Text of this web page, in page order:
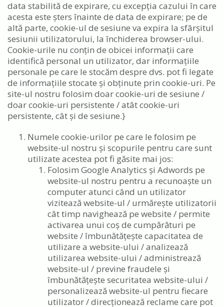
data stabilită de expirare, cu excepția cazului în care
acesta este șters înainte de data de expirare; pe de
altă parte, cookie-ul de sesiune va expira la sfârșitul
sesiunii utilizatorului, la închiderea browser-ului.
Cookie-urile nu conțin de obicei informații care
identifică personal un utilizator, dar informațiile
personale pe care le stocăm despre dvs. pot fi legate
de informațiile stocate și obținute prin cookie-uri. Pe
site-ul nostru folosim doar cookie-uri de sesiune /
doar cookie-uri persistente / atât cookie-uri
persistente, cât și de sesiune.}
Numele cookie-urilor pe care le folosim pe
website-ul nostru și scopurile pentru care sunt
utilizate acestea pot fi găsite mai jos:
Folosim Google Analytics și Adwords pe
website-ul nostru pentru a recunoaște un
computer atunci când un utilizator
vizitează website-ul / urmărește utilizatorii
cât timp navighează pe website / permite
activarea unui coș de cumpărături pe
website / îmbunătățește capacitatea de
utilizare a website-ului / analizează
utilizarea website-ului / administrează
website-ul / previne fraudele și
îmbunătățește securitatea website-ului /
personalizează website-ul pentru fiecare
utilizator / direcționează reclame care pot